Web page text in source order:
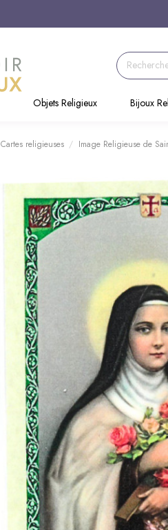
Objets Religieux
Bijoux
Cartes religieuses Image Religieuse de